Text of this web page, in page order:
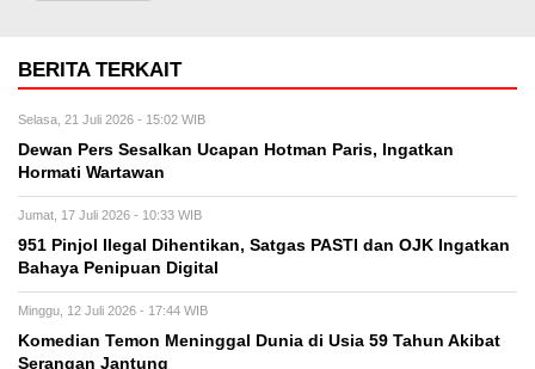
BERITA TERKAIT
Selasa, 21 Juli 2026 - 15:02 WIB
Dewan Pers Sesalkan Ucapan Hotman Paris, Ingatkan
Hormati Wartawan
Jumat, 17 Juli 2026 - 10:33 WIB
951 Pinjol Ilegal Dihentikan, Satgas PASTI dan OJK Ingatkan
Bahaya Penipuan Digital
Minggu, 12 Juli 2026 - 17:44 WIB
Komedian Temon Meninggal Dunia di Usia 59 Tahun Akibat
Serangan Jantung